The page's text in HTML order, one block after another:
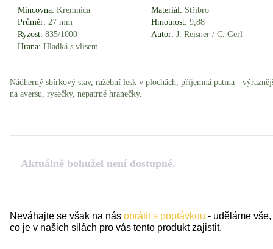
Mincovna: Kremnica Materiál: Stříbro
Průměr: 27 mm Hmotnost: 9,88
Ryzost: 835/1000 Autor: J. Reisner / C. Gerl
Hrana: Hladká s vlisem
Nádherný sbírkový stav, ražební lesk v plochách, příjemná patina -
na aversu, rysečky, nepatrné hranečky.
Aktuálně bohužel není dostupné.
Neváhajte se však na nás obrátit s poptávkou - uděláme vše,
co je v našich silách pro vás tento produkt zajistit.